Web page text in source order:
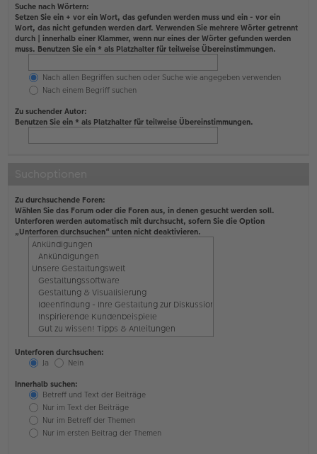
Suche nach Wörtern:
Setzen Sie ein + vor ein Wort, das gefunden werden muss und ein - vor ein
Wort, das nicht gefunden werden darf. Verwenden Sie mehrere Wörter getrennt
durch | innerhalb einer Klammer, wenn nur eines der Wörter gefunden werden
muss. Benutzen Sie ein * als Platzhalter für teilweise Übereinstimmungen.
Nach allen Begriffen suchen oder Suche wie angegeben verwenden
Nach einem Begriff suchen
Zu suchender Autor:
Benutzen Sie ein * als Platzhalter für teilweise Übereinstimmungen.
Zu durchsuchende Foren:
Wählen Sie das Forum oder die Foren aus, in denen gesucht werden soll.
Unterforen werden automatisch mit durchsucht, sofern Sie die Option
„Unterforen durchsuchen“ unten nicht deaktivieren.
Unterforen durchsuchen:
Ja
Nein
Innerhalb suchen:
Betreff und Text der Beiträge
Nur im Text der Beiträge
Nur im Betreff der Themen
Nur im ersten Beitrag der Themen